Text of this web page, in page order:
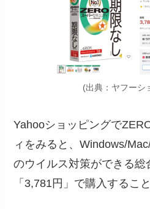
(出典：ヤフーシ
Yahooショッピングで
ィをみると、Windows/
のウイルス対策ができる総
「3,781円」で購入するこ